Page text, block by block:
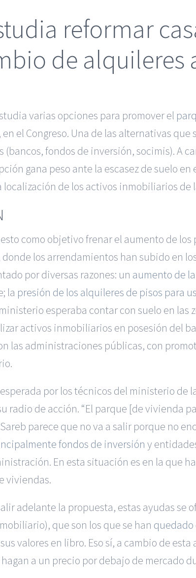
reformar
de alquileres
varias opciones para promover el
el Congreso. Una de las alternativas
(bancos, fondos de inversión, socimis). A
gana peso ante la escasez de suelo
de los activos inmobiliarios de
como objetivo frenar el aumento de
los arrendamientos han subido en
por diversas razones: un aumento de
la presión de los alquileres de pisos para
esperaba contar con suelo en
activos inmobiliarios en posesión del
las administraciones públicas, con
por los técnicos del ministerio
radio de acción. “El parque [de vivienda
parece que no va a salir porque no
fondos de inversión y
En esta situación es en la que
viviendas.
adelante la propuesta, estas ayudas
que son los que se han quedado
valores en libro. Eso sí, a cambio de
a un precio por debajo de mercado